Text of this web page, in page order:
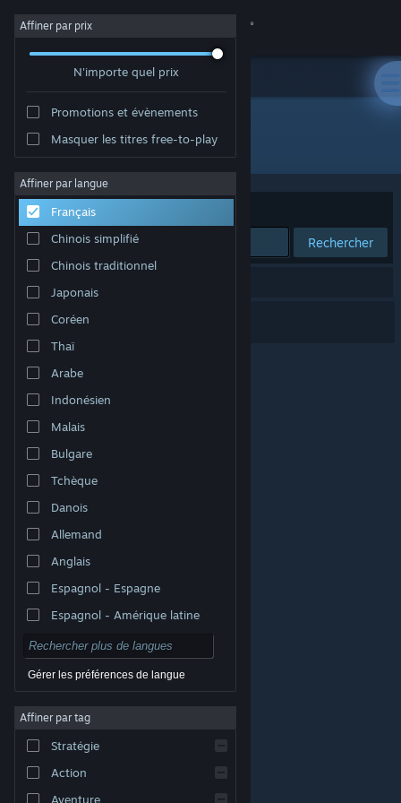
Se connecter
Magasin
À propos
Support
Changer la langue
Télécharger l'application mobile Steam
Voir version ordi. du site
© Valve Corporation. Tous droits réservés. Toutes les
titulaires aux États-Unis et dans d'autres pays.
Accessibilité
Remboursements
Affiner par prix
N'importe quel prix
Promotions et évènements
Masquer les titres free-to-play
Affiner par langue
Français
Chinois simplifié
Chinois traditionnel
Japonais
Coréen
Thaï
Arabe
Indonésien
Malais
Bulgare
Tchèque
Danois
Allemand
Anglais
Espagnol - Espagne
Espagnol - Amérique latine
Gérer les préférences de langue
Affiner par tag
Stratégie
Action
Aventure
Développement : Lonely Man
Trier par Pertinence
Rechercher